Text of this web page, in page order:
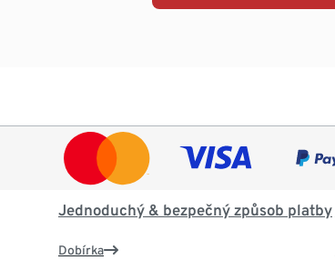
Jednoduchý & bezpečný způsob platby
Dobírka